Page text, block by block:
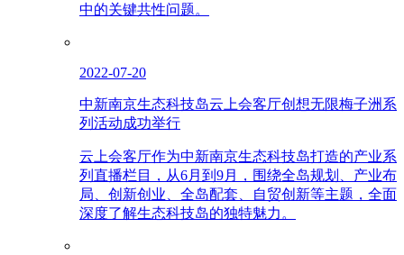
中的关键共性问题。
2022-07-20
中新南京生态科技岛云上会客厅创想无限梅子洲系
列活动成功举行
云上会客厅作为中新南京生态科技岛打造的产业系
列直播栏目，从6月到9月，围绕全岛规划、产业布
局、创新创业、全岛配套、自贸创新等主题，全面
深度了解生态科技岛的独特魅力。